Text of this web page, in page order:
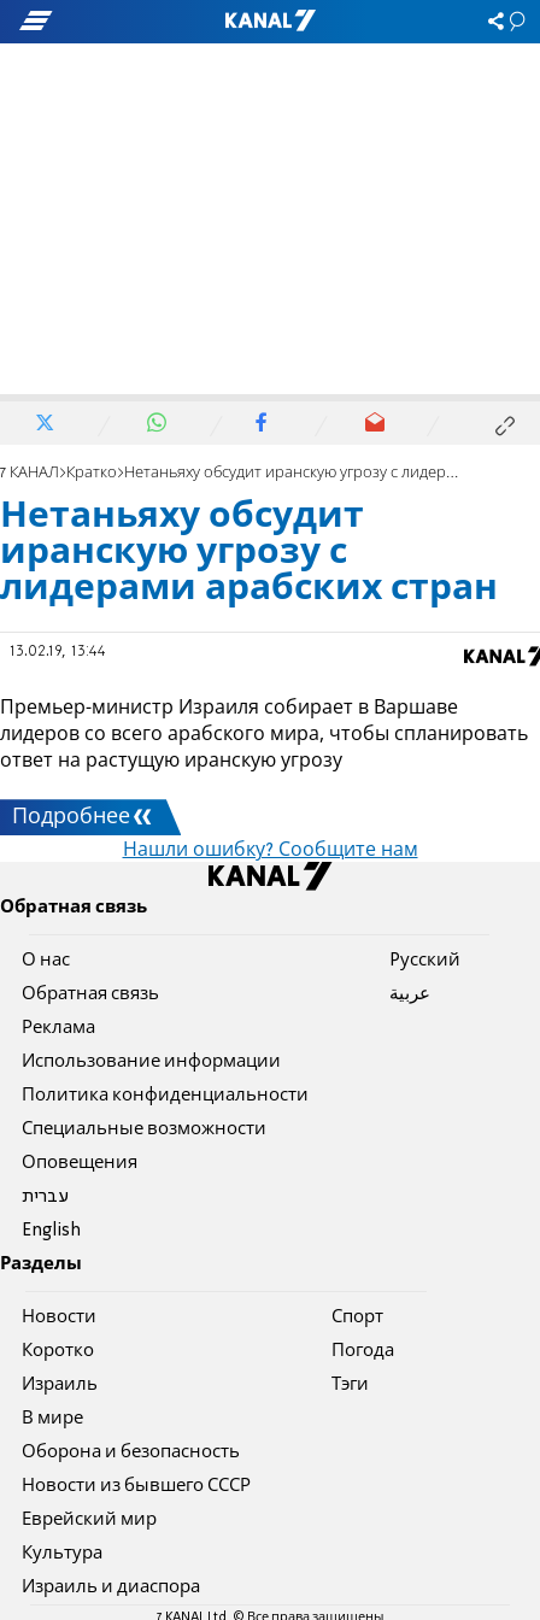
7 КАНАЛ Кратко Нетаньяху обсудит иранскую угрозу с лидерами арабских стран
Нетаньяху обсудит
иранскую угрозу с
лидерами арабских стран
13.02.19, 13:44
Премьер-министр Израиля собирает в Варшаве
лидеров со всего арабского мира, чтобы спланировать
ответ на растущую иранскую угрозу
Подробнее
Нашли ошибку? Сообщите нам
Обратная связь
О нас
Обратная связь
Реклама
Использование информации
Политика конфиденциальности
Специальные возможности
Оповещения
עברית
English
Pусский
عربية
Разделы
Новости
Коротко
Израиль
В мире
Оборона и безопасность
Новости из бывшего СССР
Еврейский мир
Культура
Израиль и диаспора
Спорт
Погода
Тэги